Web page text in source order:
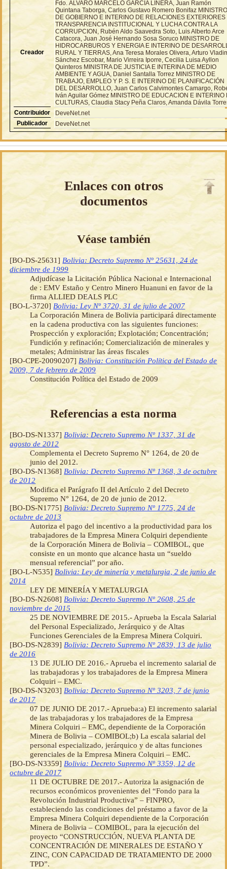
Creador
Fdo. ÁLVARO MARCELO GARCÍA LINERA, Juan Ramón
Quintana Taborga, Carlos Gustavo Romero Bonifaz
DE GOBIERNO E INTERINO DE RELACIONES EXTERIORES
TRANSPARENCIA INSTITUCIONAL Y LUCHA CONTRA LA
CORRUPCION, Rubén Aldo Saavedra Soto, Luis Alberto Arce
Catacora, Juan José Hernando Sosa Soruco MINISTRO DE
HIDROCARBUROS Y ENERGIA E INTERINO DE
RURAL Y TIERRAS, Ana Teresa Morales Olivera, Arturo
Sánchez Escobar, Mario Virreira Iporre, Cecilia Luisa Ayllon
Quinteros MINISTRA DE JUSTICIA E INTERINA DE MEDIO
AMBIENTE Y AGUA, Daniel Santalla Torrez MINISTRO DE
TRABAJO, EMPLEO Y P. S. E INTERINO DE PLANIFICACIÓN
DEL DESARROLLO, Juan Carlos Calvimontes Camargo,
Iván Aguilar Gómez MINISTRO DE EDUCACION E INTERINO
CULTURAS, Claudia Stacy Peña Claros, Amanda Dávila
Contribuidor
DeveNet.net
Publicador
DeveNet.net
Enlaces con otros
documentos
Véase también
[BO-DS-25631] Bolivia: Decreto Supremo Nº 25631, 24 de
diciembre de 1999
Adjudícase la Licitación Pública Nacional e Internacional
de : EMV Estaño y Centro Minero Huanuni en favor de la
firma ALLIED DEALS PLC
[BO-L-3720] Bolivia: Ley Nº 3720, 31 de julio de 2007
La Corporación Minera de Bolivia participará directamente
en la cadena productiva con las siguientes funciones:
Prospección y exploración; Explotación; Concentración;
Fundición y refinación; Comercialización de minerales y
metales; Administrar las áreas fiscales
[BO-CPE-20090207] Bolivia: Constitución Política del Estado de
2009, 7 de febrero de 2009
Constitución Política del Estado de 2009
Referencias a esta norma
[BO-DS-N1337] Bolivia: Decreto Supremo Nº 1337, 31 de
agosto de 2012
Complementa el Decreto Supremo N° 1264, de 20 de
junio del 2012.
[BO-DS-N1368] Bolivia: Decreto Supremo Nº 1368, 3 de octubre
de 2012
Modifica el Parágrafo II del Artículo 2 del Decreto
Supremo N° 1264, de 20 de junio de 2012.
[BO-DS-N1775] Bolivia: Decreto Supremo Nº 1775, 24 de
octubre de 2013
Autoriza el pago del incentivo a la productividad para los
trabajadores de la Empresa Minera Colquiri dependiente
de la Corporación Minera de Bolivia – COMIBOL, que
consiste en un monto que alcance hasta un “sueldo
mensual referencial” por año.
[BO-L-N535] Bolivia: Ley de minería y metalurgia, 2 de junio de
2014
LEY DE MINERÍA Y METALURGIA
[BO-DS-N2608] Bolivia: Decreto Supremo Nº 2608, 25 de
noviembre de 2015
25 DE NOVIEMBRE DE 2015.- Aprueba la Escala Salarial
del Personal Especializado, Jerárquico y de Altas
Funciones Gerenciales de la Empresa Minera Colquiri.
[BO-DS-N2839] Bolivia: Decreto Supremo Nº 2839, 13 de julio
de 2016
13 DE JULIO DE 2016.- Aprueba el incremento salarial de
las trabajadoras y los trabajadores de la Empresa Minera
Colquiri – EMC.
[BO-DS-N3203] Bolivia: Decreto Supremo Nº 3203, 7 de junio
de 2017
07 DE JUNIO DE 2017.- Aprueba:a) El incremento salarial
de las trabajadoras y los trabajadores de la Empresa
Minera Colquiri – EMC, dependiente de la Corporación
Minera de Bolivia – COMIBOL;b) La escala salarial del
personal especializado, jerárquico y de altas funciones
gerenciales de la Empresa Minera Colquiri – EMC.
[BO-DS-N3359] Bolivia: Decreto Supremo Nº 3359, 12 de
octubre de 2017
11 DE OCTUBRE DE 2017.- Autoriza la asignación de
recursos económicos provenientes del “Fondo para la
Revolución Industrial Productiva” – FINPRO,
estableciendo las condiciones del préstamo a favor de la
Empresa Minera Colquiri dependiente de la Corporación
Minera de Bolivia – COMIBOL, para la ejecución del
proyecto “CONSTRUCCIÓN, NUEVA PLANTA DE
CONCENTRACIÓN DE MINERALES DE ESTAÑO Y
ZINC, CON CAPACIDAD DE TRATAMIENTO DE 2000
TPD”.